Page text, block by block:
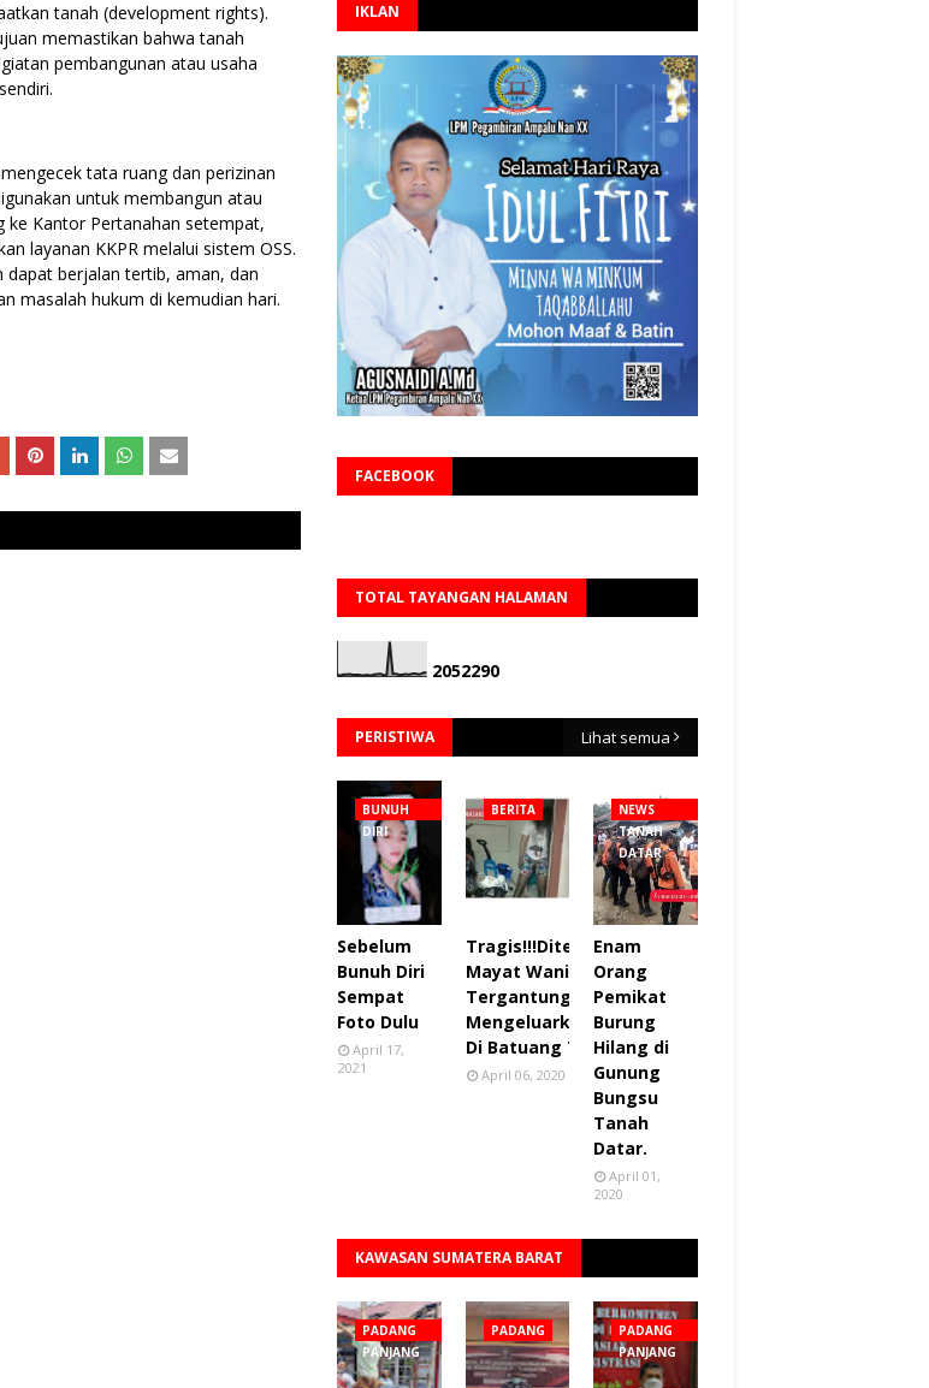
tanah (development rights).
memastikan bahwa tanah
pembangunan atau usaha
tata ruang dan perizinan
untuk membangun atau
ke Kantor Pertanahan setempat,
layanan KKPR melalui sistem OSS.
berjalan tertib, aman, dan
masalah hukum di kemudian hari.
IKLAN
FACEBOOK
TOTAL TAYANGAN HALAMAN
2052290
PERISTIWA Lihat semua
BUNUH
DIRI
Sebelum
Bunuh Diri
Sempat
Foto Dulu
April 17,
2021
BERITA
Tragis!!!Ditemukan
Mayat Wanita
Tergantung sudah
Mengeluarkan Bau
Di Batuang Taba.
April 06, 2020
NEWS
TANAH
DATAR
Enam
Orang
Pemikat
Burung
Hilang di
Gunung
Bungsu
Tanah
Datar.
April 01,
2020
KAWASAN SUMATERA BARAT
Lihat semua
PADANG
PANJANG
PADANG
PADANG
PANJANG